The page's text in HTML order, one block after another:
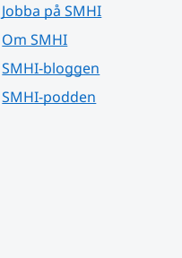
Jobba på SMHI
Om SMHI
SMHI-bloggen
SMHI-podden